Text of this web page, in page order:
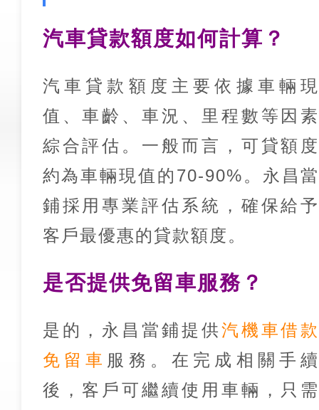
汽車貸款額度如何計算？
汽車貸款額度主要依據車輛現
值、車齡、車況、里程數等因素
綜合評估。一般而言，可貸額度
約為車輛現值的70-90%。永昌當
鋪採用專業評估系統，確保給予
客戶最優惠的貸款額度。
是否提供免留車服務？
是的，永昌當鋪提供汽機車借款
免留車 服務。在完成相關手續
後，客戶可繼續使用車輛，只需